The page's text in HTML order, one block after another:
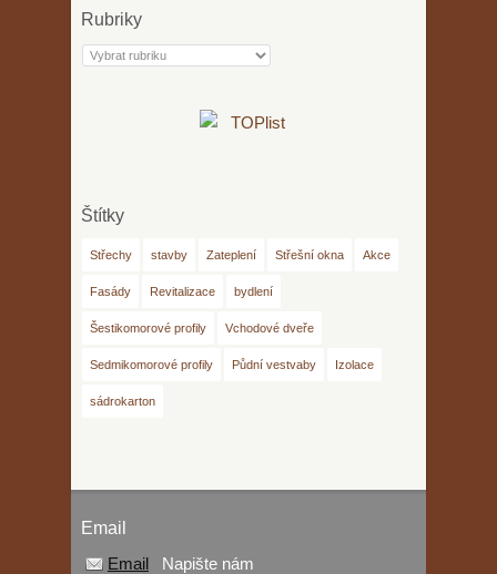
Rubriky
Rubriky
Štítky
Střechy stavby Zateplení Střešní okna Akce
Fasády Revitalizace bydlení
Šestikomorové profily Vchodové dveře
Sedmikomorové profily Půdní vestvaby Izolace
sádrokarton
Email
Email Napište nám